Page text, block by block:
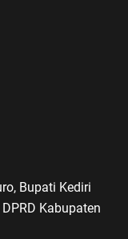
Bupati Kediri
Kabupaten